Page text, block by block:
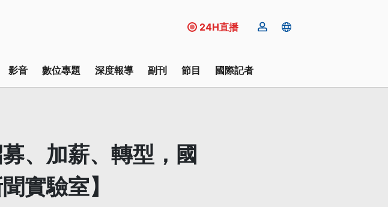
24H直播
影音 數位專題 深度報導 副刊 節目 國際記者
、加薪、轉型，國
實驗室】